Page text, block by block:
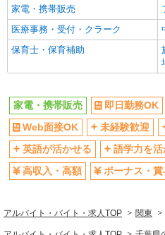
車通勤OK
交通費支給
入社祝い金あり
同じ職種から求人を探す
販売・接
家電・携帯販売
同じ特徴から求人を探す
家電・携帯販売
医療事務・受付・クラーク
保育士・保育補助
家電・携帯販売 即日勤務OK
Web面接OK
未経験歓迎
英語が活かせる
語学力を活
高収入・高額
ボーナス・賞
アルバイト・バイト・求人TOP 関東